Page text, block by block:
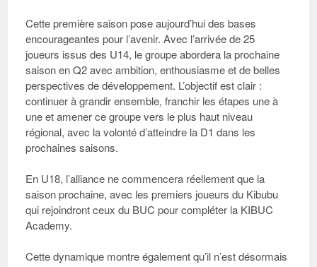
Cette première saison pose aujourd’hui des bases
encourageantes pour l’avenir. Avec l’arrivée de 25
joueurs issus des U14, le groupe abordera la prochaine
saison en Q2 avec ambition, enthousiasme et de belles
perspectives de développement. L’objectif est clair :
continuer à grandir ensemble, franchir les étapes une à
une et amener ce groupe vers le plus haut niveau
régional, avec la volonté d’atteindre la D1 dans les
prochaines saisons.
En U18, l’alliance ne commencera réellement que la
saison prochaine, avec les premiers joueurs du Kibubu
qui rejoindront ceux du BUC pour compléter la KIBUC
Academy.
Cette dynamique montre également qu’il n’est désormais